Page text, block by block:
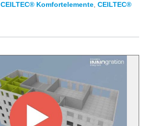
CEILTEC® Komfortelemente CEILTEC®